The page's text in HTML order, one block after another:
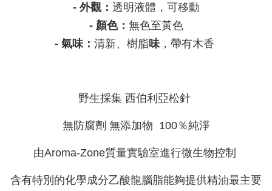
- 外觀： 透明液體，可移動
- 顏色： 無色至黃色
- 氣味： 清新、樹脂味 ，帶有木香
野生採集 西伯利亞松針
無防腐劑 無添加物 100％純淨
由Aroma-Zone質量實驗室進行微生物控制
含有特別的化學成分乙酸龍腦脂能夠提供精油最主要